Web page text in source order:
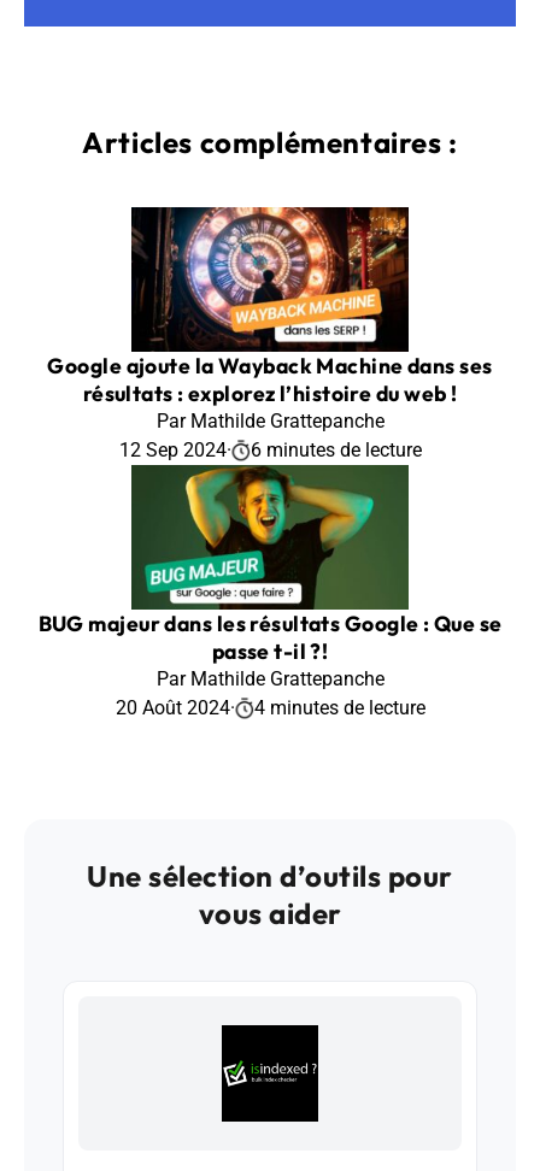
Articles complémentaires :
Google ajoute la Wayback Machine dans ses
résultats : explorez l’histoire du web !
Par Mathilde Grattepanche
12 Sep 2024· 6 minutes de lecture
BUG majeur dans les résultats Google : Que se
passe t-il ?!
Par Mathilde Grattepanche
20 Août 2024· 4 minutes de lecture
Une sélection d’outils pour
vous aider